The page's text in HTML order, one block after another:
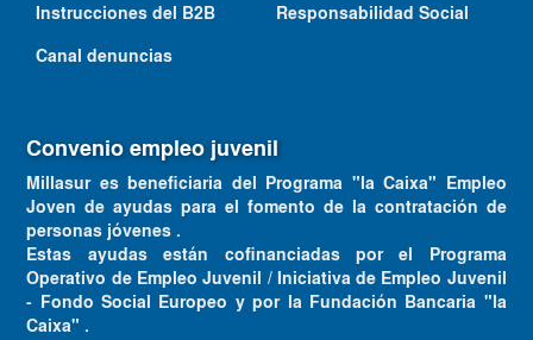
Instrucciones del B2B
Responsabilidad Social
Canal denuncias
Convenio empleo juvenil
Millasur es beneficiaria del Programa "la Caixa" Empleo
Joven de ayudas para el fomento de la contratación de
personas jóvenes .
Estas ayudas están cofinanciadas por el Programa
Operativo de Empleo Juvenil / Iniciativa de Empleo Juvenil
- Fondo Social Europeo y por la Fundación Bancaria "la
Caixa" .